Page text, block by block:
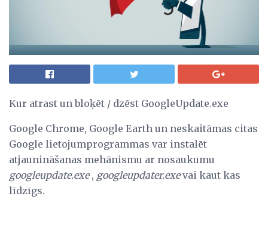
Kur atrast un bloķēt / dzēst GoogleUpdate.exe
Google Chrome, Google Earth un neskaitāmas citas
Google lietojumprogrammas var instalēt
atjaunināšanas mehānismu ar nosaukumu
googleupdate.exe, googleupdater.exevai kaut kas
līdzīgs.